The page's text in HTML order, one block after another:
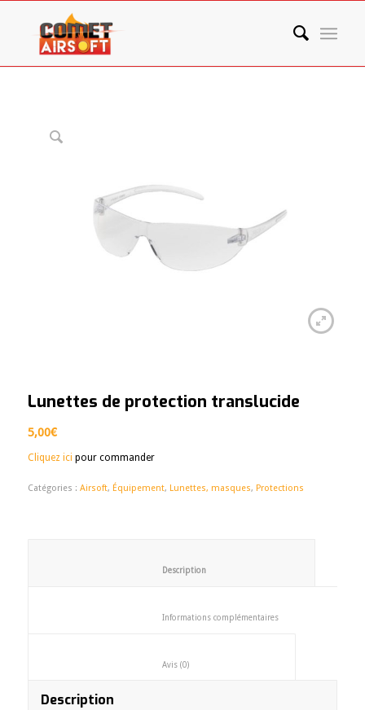
Lunettes de protection translucide
5,00€
Cliquez ici pour commander
Catégories : Airsoft, Équipement, Lunettes, masques, Protections
						Description
Informations
						Avis (0)
Description